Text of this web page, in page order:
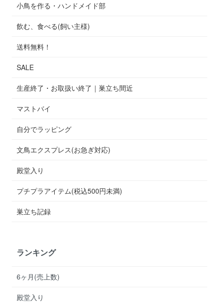
小鳥を作る・ハンドメイド部
飲む、食べる(飼い主様)
送料無料！
SALE
生産終了・お取扱い終了｜巣立ち間近
マストバイ
自分でラッピング
文鳥エクスプレス(お急ぎ対応)
殿堂入り
プチプラアイテム(税込500円未満)
巣立ち記録
ランキング
6ヶ月(売上数)
殿堂入り